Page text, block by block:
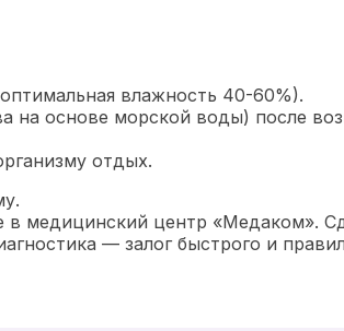
влажность 40-60%).
на основе морской воды) после
отдых.
медицинский центр «Медаком».
— залог быстрого и